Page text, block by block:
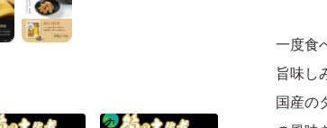
一度食
旨味し
国産の